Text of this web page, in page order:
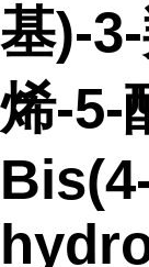
基)-
烯-5-